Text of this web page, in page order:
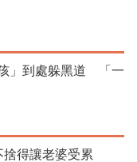
」到處躲黑道 「一
捨得讓老婆受累